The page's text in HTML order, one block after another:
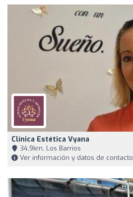
Clínica Estética Vyana
34,9km, Los Barrios
Ver información y datos de contacto